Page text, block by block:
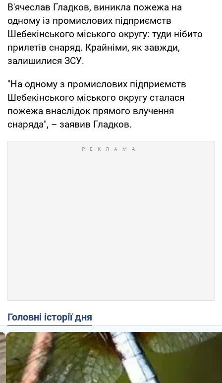
В'ячеслав Гладков, виникла пожежа на
одному із промислових підприємств
Шебекінського міського округу: туди нібито
прилетів снаряд. Крайніми, як завжди,
залишилися ЗСУ.
"На одному з промислових підприємств
Шебекінського міського округу сталася
пожежа внаслідок прямого влучення
снаряда", – заявив Гладков.
Головні історії дня